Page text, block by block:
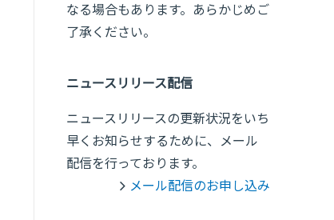
なる場合もあります。あらかじめご
了承ください。
ニュースリリース配信
ニュースリリースの更新状況をいち
早くお知らせするために、メール
配信を行っております。
メール配信のお申し込み